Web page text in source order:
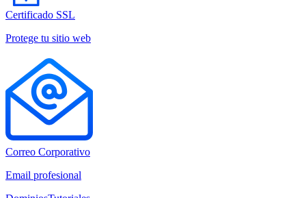
Certificado SSL
Protege tu sitio web
Correo Corporativo
Email profesional